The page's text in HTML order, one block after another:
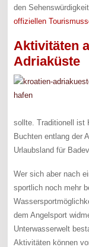
den
offiziellen
Aktivitäten
Adriaküste
sollte. Traditionell ist
Buchten entlang der
Urlaubsland für
Wer sich aber nach
sportlich noch mehr
dem Angelsport
Unterwasserwelt
Aktivitäten können